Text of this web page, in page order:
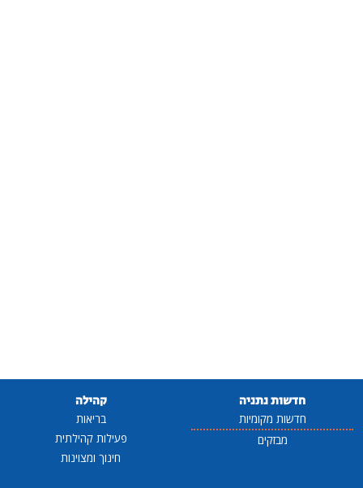
חדשות נתניה
חדשות מקומיות
מבזקים
קהילה
בריאות
פעילות קהילתית
חינוך ומצוינות